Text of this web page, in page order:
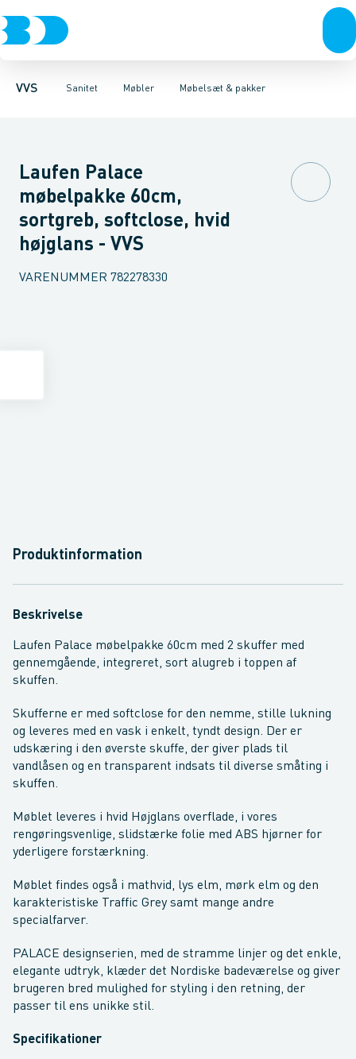
VVS Sanitet
Rør & fittingsPressfittings & rørKuglehaner & ventiler
Møbler
Toiletter, sæder og cisterner VaskeArmaturer
Møbelsæt & pakker
Møbelsæt & pakkerUnderskabeHøjskabeOverskabe
Laufen Palace
møbelpakke 60cm,
sortgreb, softclose, hvid
højglans - VVS
VARENUMMER 782278330
Produktinformation
Beskrivelse
Laufen Palace møbelpakke 60cm med 2 skuffer med
gennemgående, integreret, sort alugreb i toppen af
skuffen.
Skufferne er med softclose for den nemme, stille lukning
og leveres med en vask i enkelt, tyndt design. Der er
udskæring i den øverste skuffe, der giver plads til
vandlåsen og en transparent indsats til diverse småting i
skuffen.
Møblet leveres i hvid Højglans overflade, i vores
rengøringsvenlige, slidstærke folie med ABS hjørner for
yderligere forstærkning.
Møblet findes også i mathvid, lys elm, mørk elm og den
karakteristiske Traffic Grey samt mange andre
specialfarver.
PALACE designserien, med de stramme linjer og det enkle,
elegante udtryk, klæder det Nordiske badeværelse og giver
brugeren bred mulighed for styling i den retning, der
passer til ens unikke stil.
Specifikationer